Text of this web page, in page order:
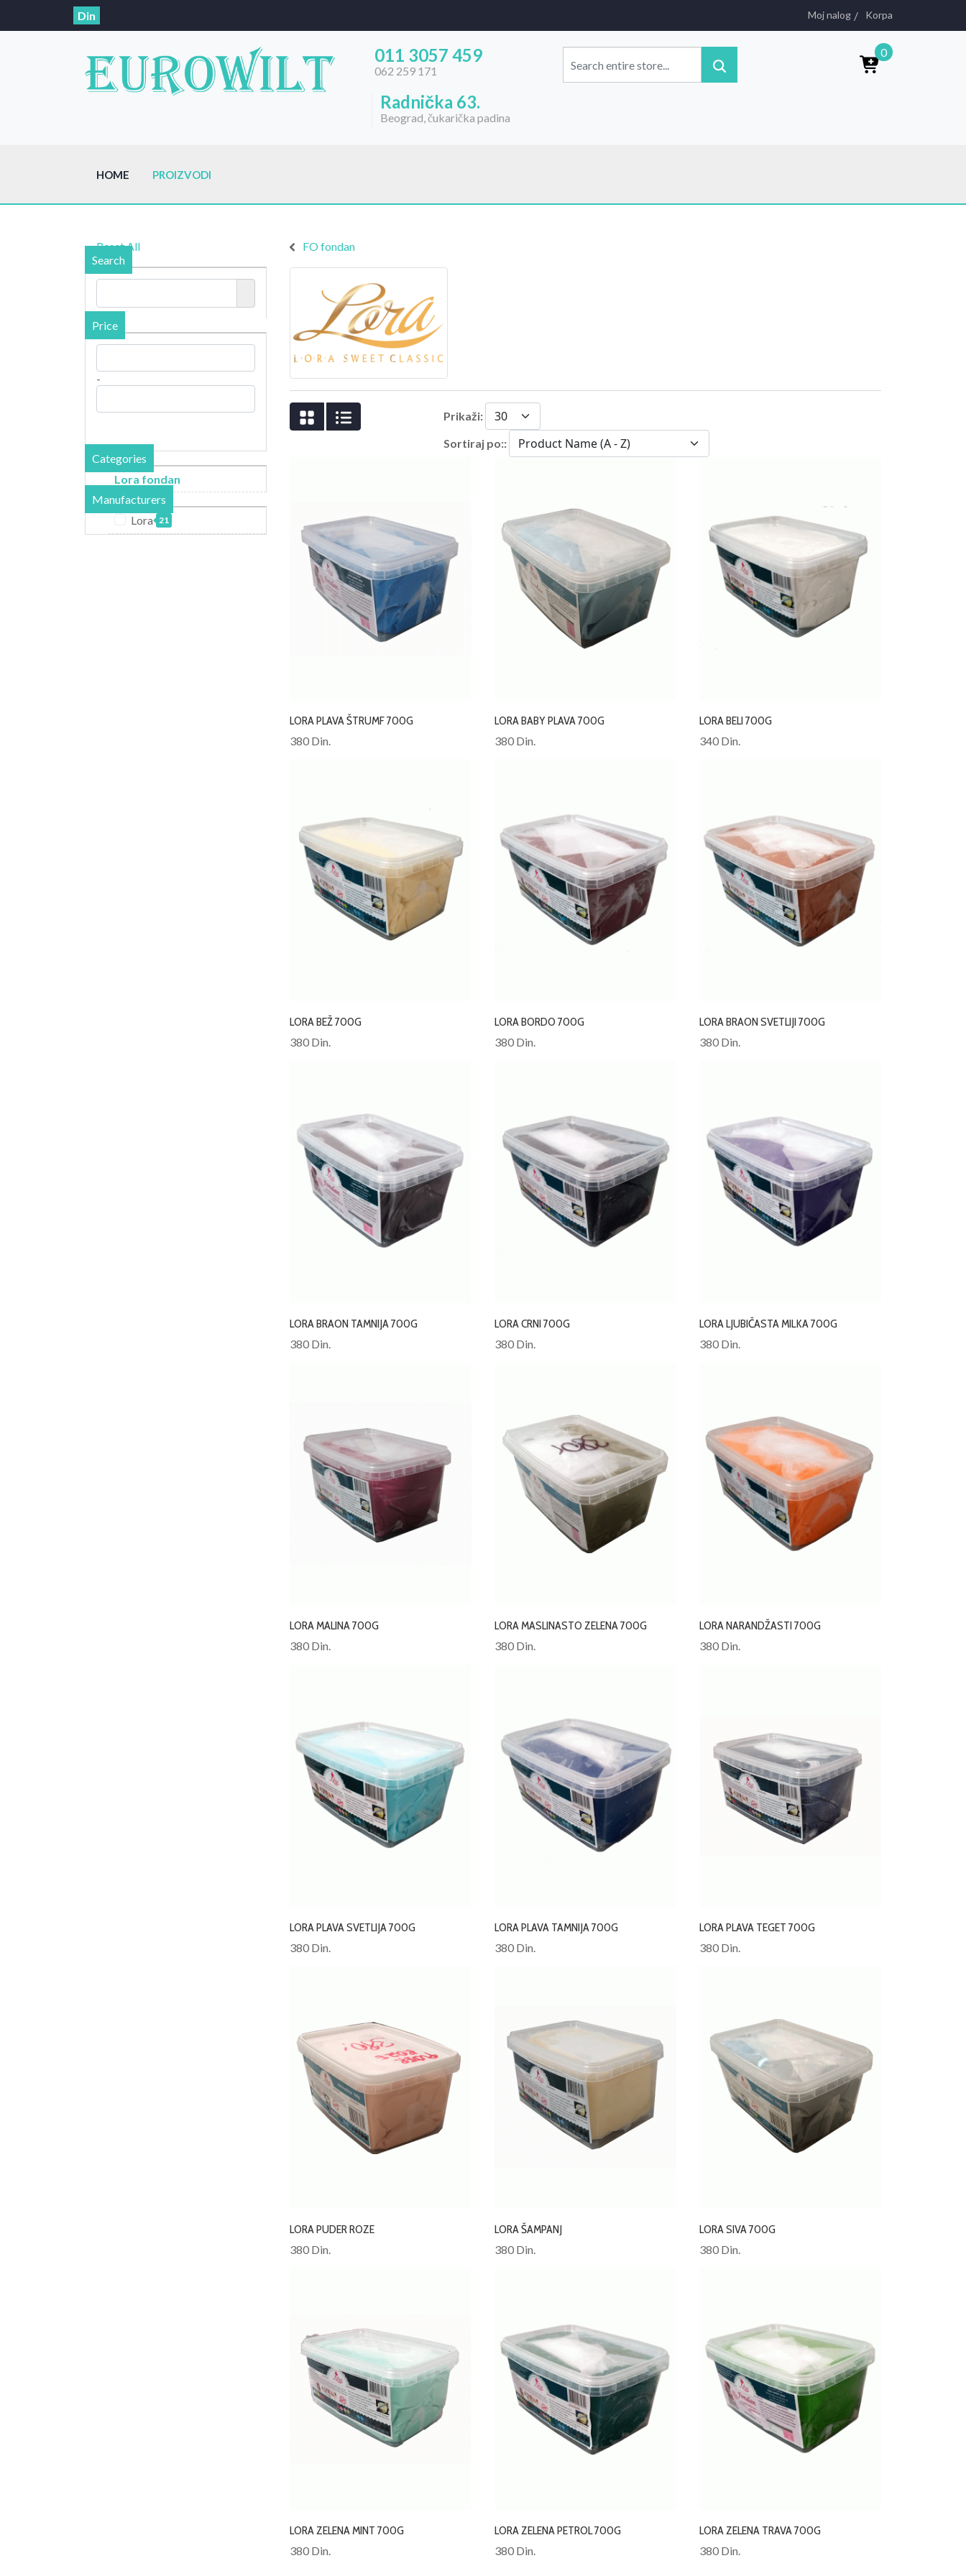
Din Moj nalog Korpa
011 3057 459
062 259 171
Radnička 63.
Beograd, čukarička padina
0
HOME PROIZVODI
FO fondan
Prikaži:
Sortiraj po::
LORA PLAVA ŠTRUMF 700G
380 Din.
LORA BABY PLAVA 700G
380 Din.
LORA BELI 700G
340 Din.
LORA BEŽ 700G
380 Din.
LORA BORDO 700G
380 Din.
LORA BRAON SVETLIJI 700G
380 Din.
LORA BRAON TAMNIJA 700G
380 Din.
LORA CRNI 700G
380 Din.
LORA LJUBIČASTA MILKA 700G
380 Din.
LORA MALINA 700G
380 Din.
LORA MASLINASTO ZELENA 700G
380 Din.
LORA NARANDŽASTI 700G
380 Din.
LORA PLAVA SVETLIJA 700G
380 Din.
LORA PLAVA TAMNIJA 700G
380 Din.
LORA PLAVA TEGET 700G
380 Din.
LORA PUDER ROZE
380 Din.
LORA ŠAMPANJ
380 Din.
LORA SIVA 700G
380 Din.
LORA ZELENA MINT 700G
380 Din.
LORA ZELENA PETROL 700G
380 Din.
LORA ZELENA TRAVA 700G
380 Din.
Reset All
Search
Price
-
Categories
Lora fondan
Manufacturers
Lora 21